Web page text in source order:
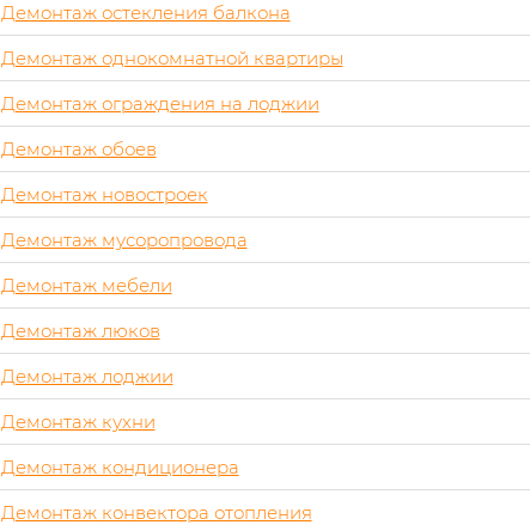
Демонтаж остекления балкона
Демонтаж однокомнатной квартиры
Демонтаж ограждения на лоджии
Демонтаж обоев
Демонтаж новостроек
Демонтаж мусоропровода
Демонтаж мебели
Демонтаж люков
Демонтаж лоджии
Демонтаж кухни
Демонтаж кондиционера
Демонтаж конвектора отопления